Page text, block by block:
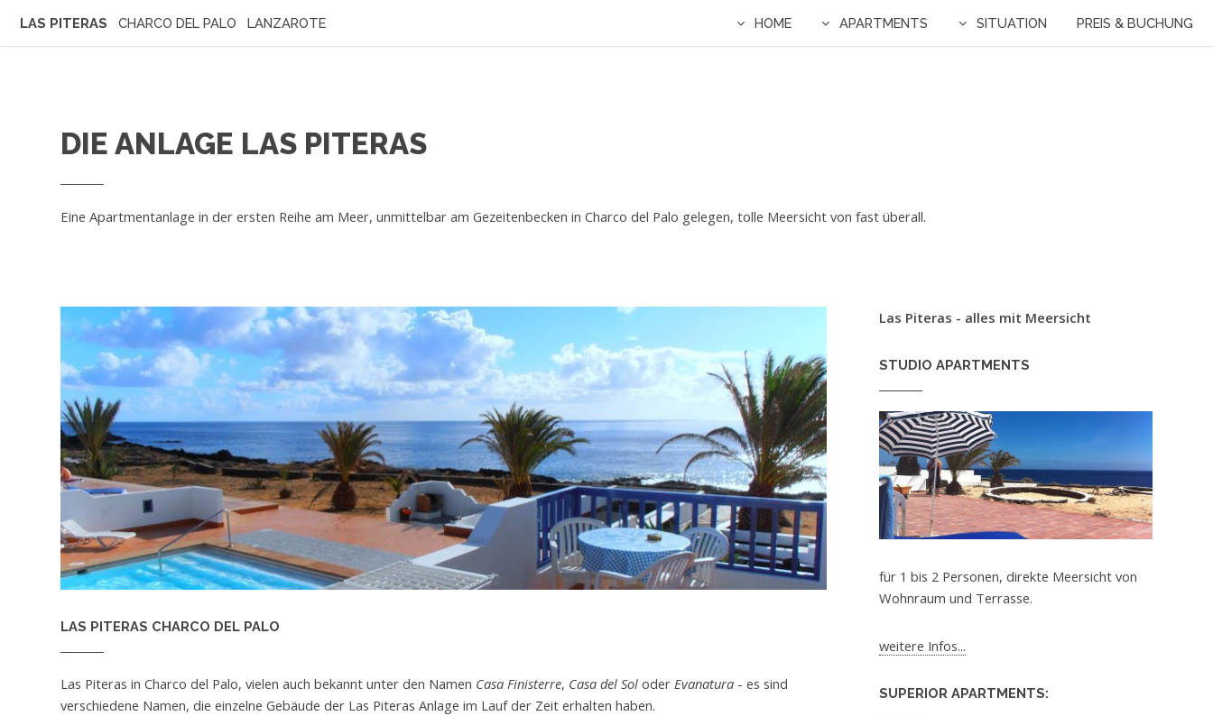
LAS PITERAS CHARCO DEL PALO LANZAROTE HOME APARTMENTS SITUATION PREIS & BUCHUNG
DIE ANLAGE LAS PITERAS
Eine Apartmentanlage in der ersten Reihe am Meer, unmittelbar am Gezeitenbecken in Charco del Palo gelegen, tolle Meersicht von fast überall.
LAS PITERAS CHARCO DEL PALO
Las Piteras in Charco del Palo, vielen auch bekannt unter den Namen Casa Finisterre, Casa del Sol oder Evanatura - es sind
verschiedene Namen, die einzelne Gebäude der Las Piteras Anlage im Lauf der Zeit erhalten haben.
Las Piteras - alles mit Meersicht
STUDIO APARTMENTS
für 1 bis 2 Personen, direkte Meersicht von
Wohnraum und Terrasse.
weitere Infos...
SUPERIOR APARTMENTS: